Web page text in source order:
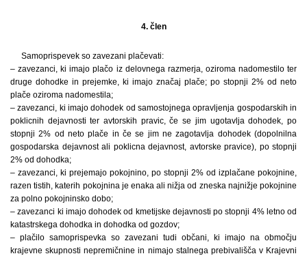
4. člen
Samoprispevek so zavezani plačevati:
– zavezanci, ki imajo plačo iz delovnega razmerja, oziroma nadomestilo ter
druge dohodke in prejemke, ki imajo značaj plače; po stopnji 2% od neto
plače oziroma nadomestila;
– zavezanci, ki imajo dohodek od samostojnega opravljenja gospodarskih in
poklicnih dejavnosti ter avtorskih pravic, če se jim ugotavlja dohodek, po
stopnji 2% od neto plače in če se jim ne zagotavlja dohodek (dopolnilna
gospodarska dejavnost ali poklicna dejavnost, avtorske pravice), po stopnji
2% od dohodka;
– zavezanci, ki prejemajo pokojnino, po stopnji 2% od izplačane pokojnine,
razen tistih, katerih pokojnina je enaka ali nižja od zneska najnižje pokojnine
za polno pokojninsko dobo;
– zavezanci ki imajo dohodek od kmetijske dejavnosti po stopnji 4% letno od
katastrskega dohodka in dohodka od gozdov;
– plačilo samoprispevka so zavezani tudi občani, ki imajo na območju
krajevne skupnosti nepremičnine in nimajo stalnega prebivališča v Krajevni